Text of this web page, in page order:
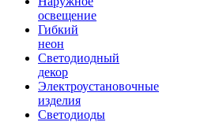
освещение
Гибкий
неон
Светодиодный
декор
Электроустановочные
изделия
Светодиоды